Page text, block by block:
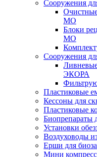
Сооружения
МО
Блоки
МО
Сооружения
ЭКОРА
Пластиковые
Кессоны для
Пластиковые
Биопрепараты
Установки
Воздуховоды
Ерши для
Мини